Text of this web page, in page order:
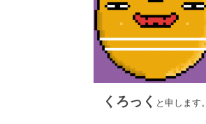
くろっく と申します。